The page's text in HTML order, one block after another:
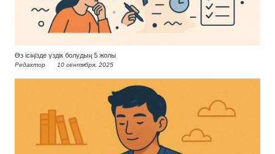
Өз ісіңізде үздік болудың 5 жолы
Редактор 10 сентября, 2025